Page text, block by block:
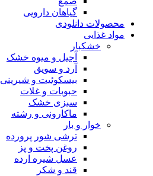
گیاهان دارویی
محصولات دانلودی
مواد غذایی
خشکبار
آجیل و میوه خشک
آرد و سویق
بیسکوئیت و شیرینی
حبوبات و غلات
سبزی خشک
ماکارونی و رشته
خوار و بار
ترشی شور پرورده
روغن پخت و پز
عسل شیره ارده
قند و شکر